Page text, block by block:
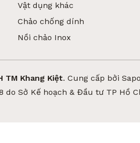
Vật dụng khác
Chảo chống dính
Nồi chảo Inox
TM Khang Kiệt. Cung cấp bởi Sapo
do Sở Kế hoạch & Đầu tư TP Hồ